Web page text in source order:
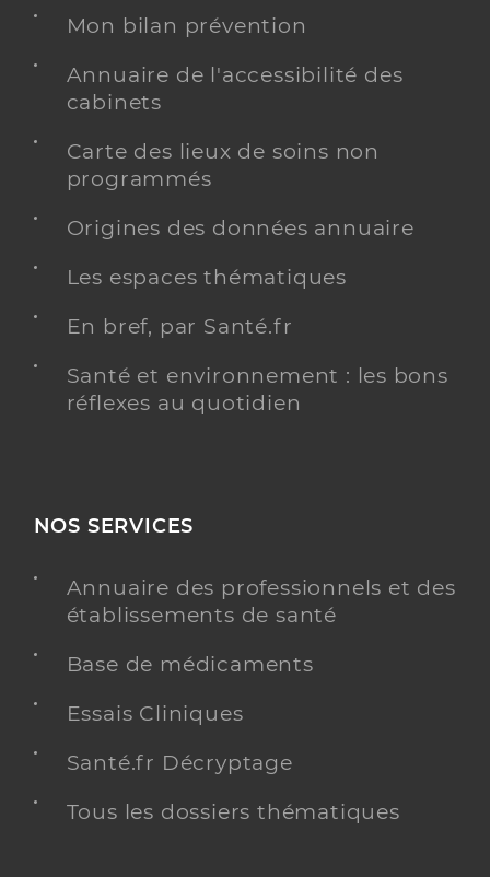
Mon bilan prévention
Annuaire de l'accessibilité des
cabinets
Carte des lieux de soins non
programmés
Origines des données annuaire
Les espaces thématiques
En bref, par Santé.fr
Santé et environnement : les bons
réflexes au quotidien
NOS SERVICES
Annuaire des professionnels et des
établissements de santé
Base de médicaments
Essais Cliniques
Santé.fr Décryptage
Tous les dossiers thématiques